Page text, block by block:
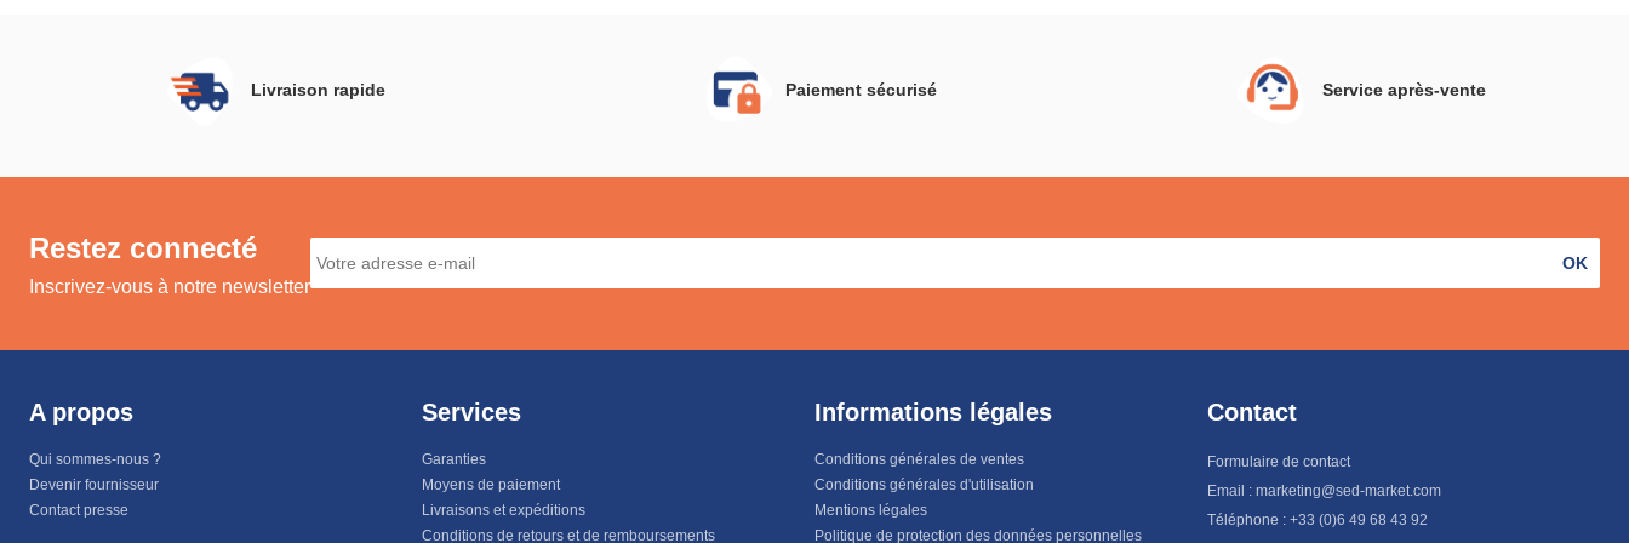
Livraison rapide Paiement sécurisé Service après-vente
Restez connecté
Inscrivez-vous à notre newsletter
OK
A propos
Qui sommes-nous ?
Devenir fournisseur
Contact presse
Services
Garanties
Moyens de paiement
Livraisons et expéditions
Conditions de retours et de remboursements
Informations légales
Conditions générales de ventes
Conditions générales d'utilisation
Mentions légales
Politique de protection des données personnelles
Contact
Formulaire de contact
Email : marketing@sed-market.com
Téléphone : +33 (0)6 49 68 43 92